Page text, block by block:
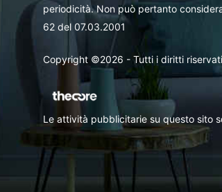
periodicità. Non può pertanto
62 del 07.03.2001
Copyright ©2026 - Tutti i diritti
Le attività pubblicitarie su questo sito